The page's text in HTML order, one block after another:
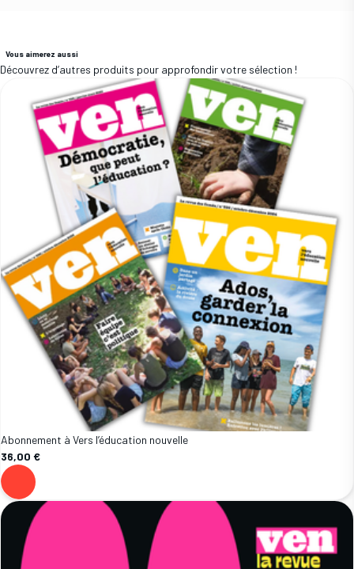
Vous aimerez aussi
Découvrez d’autres produits pour approfondir votre sélection !
Abonnement à Vers l’éducation nouvelle
36,00 €